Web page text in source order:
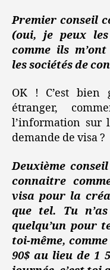
Premier conseil
(oui, je peux
comme ils
les sociétés de
OK ! C’est bien
étranger,
l’information sur
demande de visa ?
Deuxième
connaitre
visa pour la
que tel. Tu
quelqu’un pour
toi-même,
90$ au lieu de 1